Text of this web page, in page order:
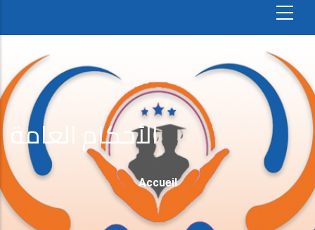
الأحكام العامة
Fil
D'Ariane
Accueil